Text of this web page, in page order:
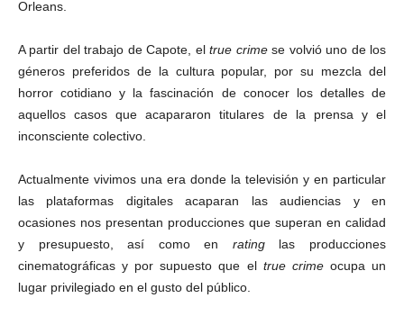
Orleans.
A partir del trabajo de Capote, eltrue crimese volvió uno de los
géneros preferidos de la cultura popular, por su mezcla del
horror cotidiano y la fascinación de conocer los detalles de
aquellos casos que acapararon titulares de la prensa y el
inconsciente colectivo.
Actualmente vivimos una era donde la televisión y en particular
las plataformas digitales acaparan las audiencias y en
ocasiones nos presentan producciones que superan en calidad
y presupuesto, así como en rating las producciones
cinematográficas y por supuesto que el true crimeocupa un
lugar privilegiado en el gusto del público.